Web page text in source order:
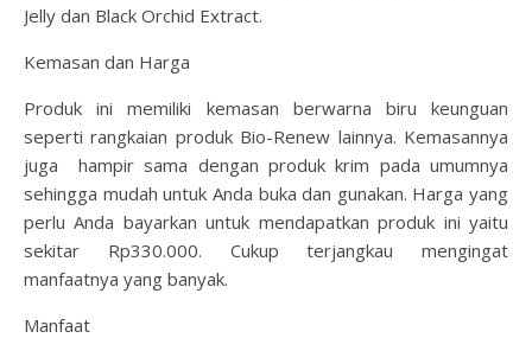
Jelly dan Black Orchid Extract.
Kemasan dan Harga
Produk ini memiliki kemasan berwarna biru keunguan
seperti rangkaian produk Bio-Renew lainnya. Kemasannya
juga hampir sama dengan produk krim pada umumnya
sehingga mudah untuk Anda buka dan gunakan. Harga yang
perlu Anda bayarkan untuk mendapatkan produk ini yaitu
sekitar Rp330.000. Cukup terjangkau mengingat
manfaatnya yang banyak.
Manfaat